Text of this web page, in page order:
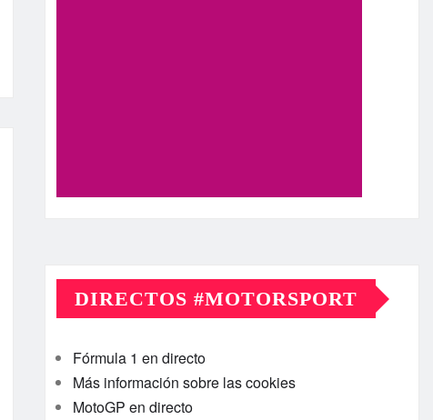
DIRECTOS #MOTORSPORT
Fórmula 1 en directo
Más información sobre las cookies
MotoGP en directo